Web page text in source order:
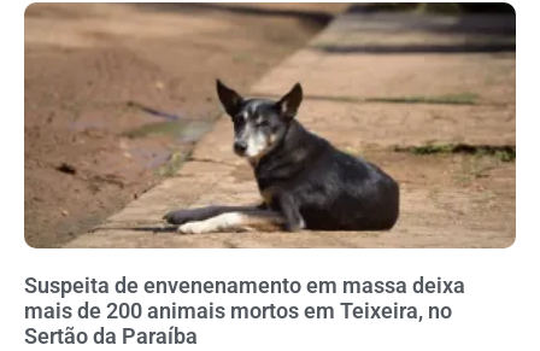
Suspeita de envenenamento em massa deixa
mais de 200 animais mortos em Teixeira, no
Sertão da Paraíba